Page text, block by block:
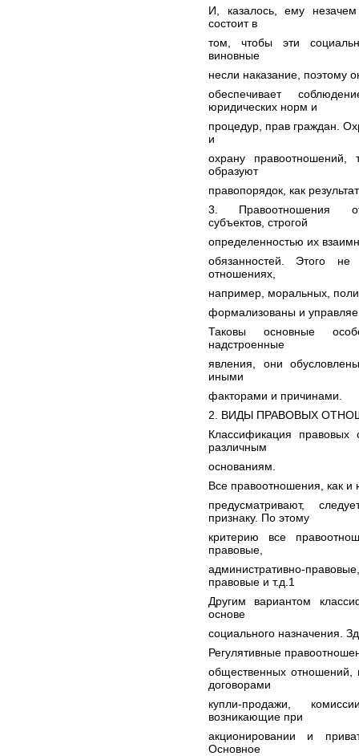
И, казалось, ему
состоит в
том, чтобы эти
виновные
несли наказание, поэтому
обеспечивает
юридических норм и
процедур, прав граждан.
и
охрану правоотношений,
образуют
правопорядок, как
3. Правоотношения
субъектов, строгой
определенностью их
обязанностей. Этого
отношениях,
например, моральных,
формализованы и
Таковы основные
надстроенные
явления, они
иными
факторами и причинами.
2. ВИДЫ ПРАВОВЫХ
Классификация
различным
основаниям.
Все правоотношения, как
предусматривают,
признаку. По этому
критерию все
правовые,
административно-
правовые и т.д.1
Другим вариантом
основе
социального назначения.
Регулятивные
общественных отношений,
договорами
купли-продажи,
возникающие при
акционировании и
Основное